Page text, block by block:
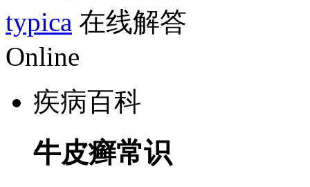
typica 在线解答
Online
疾病百科
牛皮癣常识